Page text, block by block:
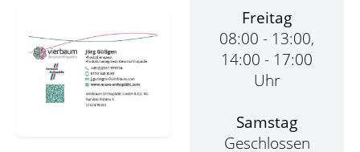
Freitag
08:00 - 13:00,
14:00 - 17:00
Uhr
Samstag
Geschlossen